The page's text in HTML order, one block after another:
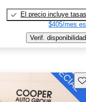
El precio incluye tasas
$405/mes
Verif. disponibilidad